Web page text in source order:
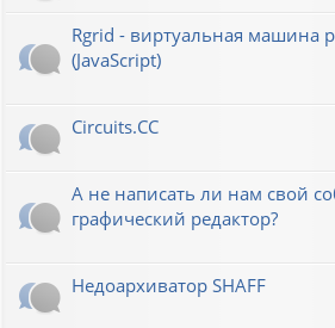
Rgrid - виртуальная машина
(JavaScript)
Circuits.CC
А не написать ли нам свой
графический редактор?
Недоархиватор SHAFF